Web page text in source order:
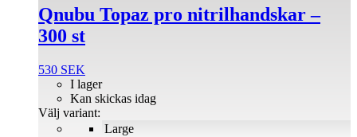
Qnubu Topaz pro nitrilhandskar –
300 st
530 SEK
Large
I lager
Kan skickas idag
Välj variant:
produkten
har
flera
De
olika
alternativen
kan
väljas